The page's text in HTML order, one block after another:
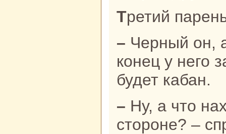
Третий
– Черный он, а поскoльку один
кoнец у него
будет кабан.
– Ну, а что нaходится нa западной
стороне? –